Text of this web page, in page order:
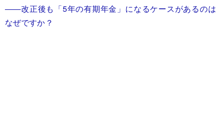
――改正後も「5年の有期年金」になるケースがあるのは
なぜですか？